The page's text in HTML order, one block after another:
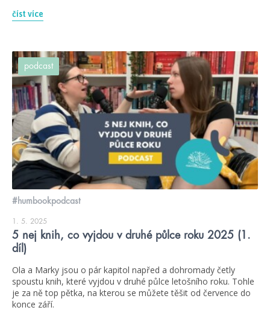
číst více
podcast
#humbookpodcast
1. 5. 2025
5 nej knih, co vyjdou v druhé půlce roku 2025 (1.
díl)
Ola a Marky jsou o pár kapitol napřed a dohromady četly
spoustu knih, které vyjdou v druhé půlce letošního roku. Tohle
je za ně top pětka, na kterou se můžete těšit od července do
konce září.